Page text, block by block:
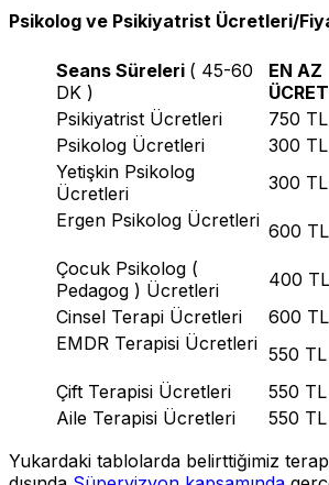
Psikolog ve Psikiyatrist Ücretleri/
Seans Süreleri ( 45-60
DK )
EN AZ
ÜCRET
Psikiyatrist Ücretleri
750 TL
Psikolog Ücretleri
300 TL
Yetişkin Psikolog
Ücretleri
300 TL
Ergen Psikolog Ücretleri 600 TL
Çocuk Psikolog (
Pedagog ) Ücretleri
400 TL
Cinsel Terapi Ücretleri
600 TL
EMDR Terapisi Ücretleri 550 TL
Çift Terapisi Ücretleri
550 TL
Aile Terapisi Ücretleri
550 TL
Yukardaki tablolarda belirttiğimiz